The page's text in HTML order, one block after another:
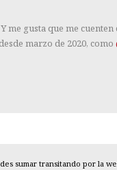
me gusta que me cuenten
marzo de 2020, como
sumar transitando por la